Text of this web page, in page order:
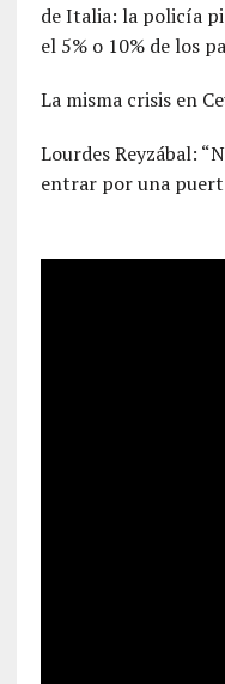
de Italia: la policía
el 5% o 10% de los
La misma crisis en
Lourdes Reyzábal:
entrar por una